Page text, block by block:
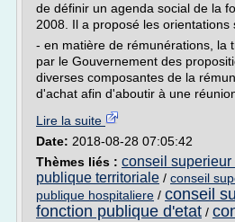
de définir un agenda social de la
2008. Il a proposé les orientations
- en matière de rémunérations, la
par le Gouvernement des
diverses composantes de la
d'achat afin d'aboutir à une
Lire la suite
Date: 2018-08-28 07:05:42
Thèmes liés : conseil superieur
publique territoriale / conseil
publique hospitaliere / conseil
fonction publique d'etat /